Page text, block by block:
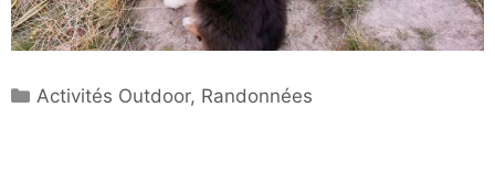
Catégories
Activités Outdoor, Randonnées